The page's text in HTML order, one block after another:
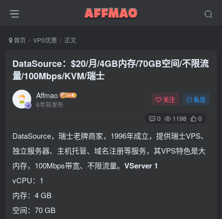
首页 VPS优惠 正文
DataSource：$20/月/4GB内存/70GB空间/不限流
量/100Mbps/KVM/瑞士
Affmao
6年前发布
关注 私信
0 1198 0
DataSource，瑞士老牌商家，1996年成立，提供瑞士VPS、
独立服务器、主机托管、域名注册等服务，其VPS特色是大
内存，100Mbps带宽、不限流量。 VServer 1
vCPU：1
内存：4 GB
空间：70 GB